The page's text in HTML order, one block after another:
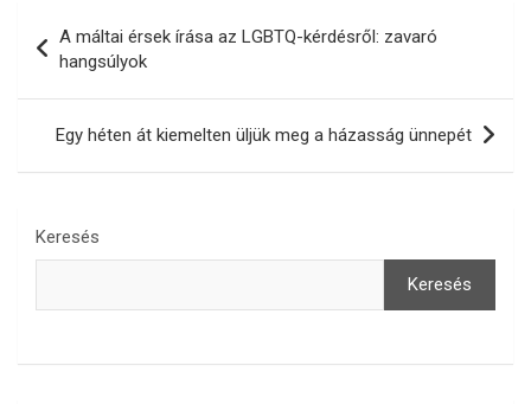
navigáció
A máltai érsek írása az LGBTQ-kérdésről: zavaró
hangsúlyok
Egy héten át kiemelten üljük meg a házasság ünnepét
Keresés
Keresés